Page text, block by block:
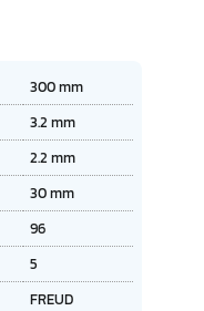
300 mm
3.2 mm
2.2 mm
30 mm
96
5
FREUD